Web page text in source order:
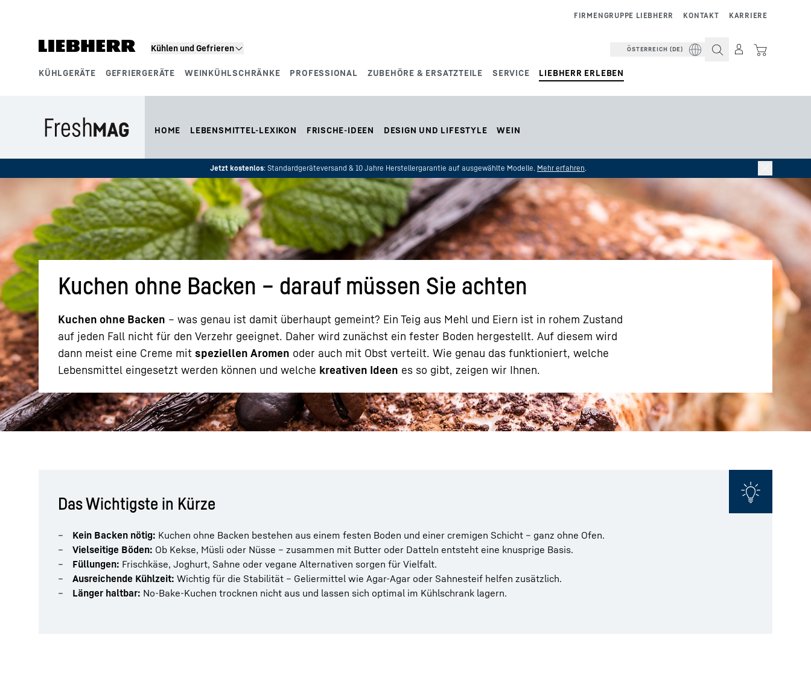
Kühlen und Gefrieren
KÜHLGERÄTE GEFRIERGERÄTE WEINKÜHLSCHRÄNKE PROFESSIONAL ZUBEHÖRE & ERSATZTEILE SERVICE LIEBHERR ERLEBEN
KARRIERE
KONTAKT
FIRMENGRUPPE LIEBHERR
ÖSTERREICH (DE)
Mehr über die Firmengruppe Karriere bei Liebherr
HOME LEBENSMITTEL-LEXIKON FRISCHE-IDEEN DESIGN UND LIFESTYLE WEIN
Jetzt kostenlos: Standardgeräteversand & 10 Jahre Herstellergarantie auf ausgewählte Modelle. Mehr erfahren.
Kuchen ohne Backen – darauf müssen Sie achten
Kuchen ohne Backen – was genau ist damit überhaupt gemeint? Ein Teig aus Mehl und Eiern ist in rohem Zustand
auf jeden Fall nicht für den Verzehr geeignet. Daher wird zunächst ein fester Boden hergestellt. Auf diesem wird
dann meist eine Creme mit speziellen Aromen oder auch mit Obst verteilt. Wie genau das funktioniert, welche
Lebensmittel eingesetzt werden können und welche kreativen Ideen es so gibt, zeigen wir Ihnen.
Das Wichtigste in Kürze
Kein Backen nötig: Kuchen ohne Backen bestehen aus einem festen Boden und einer cremigen Schicht – ganz ohne Ofen.
Vielseitige Böden: Ob Kekse, Müsli oder Nüsse – zusammen mit Butter oder Datteln entsteht eine knusprige Basis.
Füllungen: Frischkäse, Joghurt, Sahne oder vegane Alternativen sorgen für Vielfalt.
Ausreichende Kühlzeit: Wichtig für die Stabilität – Geliermittel wie Agar-Agar oder Sahnesteif helfen zusätzlich.
Länger haltbar: No-Bake-Kuchen trocknen nicht aus und lassen sich optimal im Kühlschrank lagern.